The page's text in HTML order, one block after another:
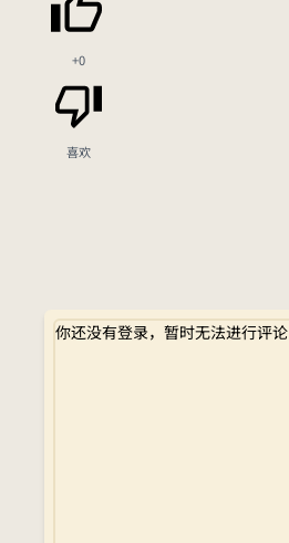
+0
喜欢
你还没有登录，暂时无法进行评论